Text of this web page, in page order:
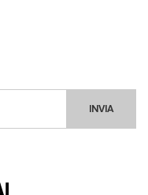
INVIA